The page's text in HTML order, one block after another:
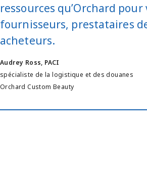
ressources qu’Orchard
fournisseurs, prestataires
acheteurs.
Audrey Ross, PACI
spécialiste de la logistique et des douanes
Orchard Custom Beauty